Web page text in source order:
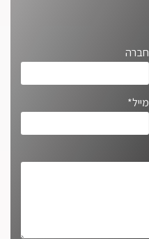
חברה
מייל*